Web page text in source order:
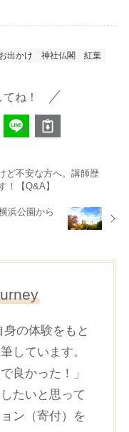
出かけ 神社仏閣 紅葉
ね！
ど不安な方へ。講師歴
！【Q&A】
浜公園から
の体験をもと
しています。
良かった！」
たいと思って
ン（寄付）を